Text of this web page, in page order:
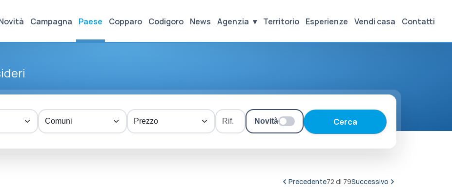
Campagna Paese Copparo Codigoro News Agenzia Territorio Esperienze Vendi casa Contatti
Novità Cerca
Precedente72 di 79Successivo